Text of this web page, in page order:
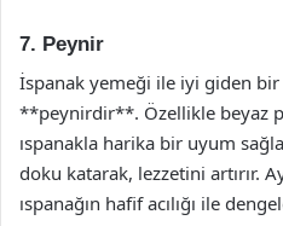
7. Peynir
İspanak yemeği ile iyi giden
**peynirdir**. Özellikle beyaz
ıspanakla harika bir uyum
doku katarak, lezzetini artırır.
ıspanağın hafif acılığı ile